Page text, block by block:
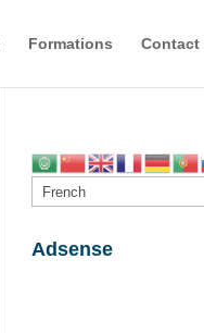
Formations Contact
Adsense